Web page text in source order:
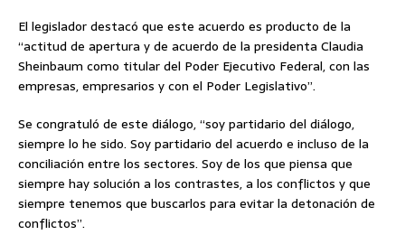
El legislador destacó que este acuerdo es producto de la
“actitud de apertura y de acuerdo de la presidenta Claudia
Sheinbaum como titular del Poder Ejecutivo Federal, con las
empresas, empresarios y con el Poder Legislativo”.
Se congratuló de este diálogo, “soy partidario del diálogo,
siempre lo he sido. Soy partidario del acuerdo e incluso de la
conciliación entre los sectores. Soy de los que piensa que
siempre hay solución a los contrastes, a los conflictos y que
siempre tenemos que buscarlos para evitar la detonación de
conflictos”.